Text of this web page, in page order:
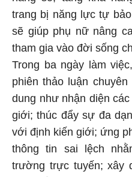
trang bị năng lực tự
sẽ giúp phụ nữ nâng
tham gia vào đời sống
Trong ba ngày làm
phiên thảo luận
dung như nhận diện
giới; thúc đẩy sự đa
với định kiến giới; ứng
thông tin sai lệch
trường trực tuyến; xây